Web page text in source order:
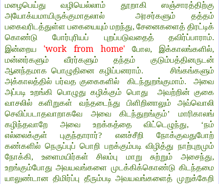
மழைபெய்து வழியெல்லாம் தூறாகி ஸஞ்சாரத்திற்கு
அயோக்யமாயிருக்குமாதலால் அரசர்களும் தத்தம்
பகைவரிடத்துள்ள பகையையும் மறந்து, சேனைகளைத் திரட்டிக்
கொண்டு போர்புரியப் புறப்படுவதைத் தவிர்ப்பாராம்.
இன்றைய 'work from home'
போல, இக்காலங்களில்,
மன்னர்களும் வீரர்களும் தந்தம் குடும்பத்தினருடன்
ஆனந்தமாக பொழுதினை கழிப்பனராம். சிங்கங்களும்
அக்காலத்தில் பர்வத குகைகளில் கிடந்துறங்குமாம். அவை
அப்படி உறங்கி பொழுது கழிக்கும் பொது அவற்றின் குகை
வாசலில் களிறுகள் வந்தடைந்து பிளிறினாலும் அவ்வொலி
செவிப்படாதவாறாகவே அவை கிடந்துறங்கும்’ மாரிகாலங்
கழிந்தவாறே அவை உறக்கத்தை விட்டெழுந்து, ‘நம்
எல்லைக்குள் புகுந்தாரார்? எனச்சீறி நோக்குவதுபோற்
கண்களில் நெருப்புப் பொறி பறக்கும்படி விழித்து நாற்புறமும்
நோக்கி, உளைமயிர்கள் சிலம்பு மாறு சுற்றும் அசைந்து,
உறங்கும்போது அவயவங்களை முடக்கிக்கொண்டு கிடந்தமை
யாலுண்டான திமிர்ப்பு தீரும்படி அவயவங்களைத் முறுக்கேறி